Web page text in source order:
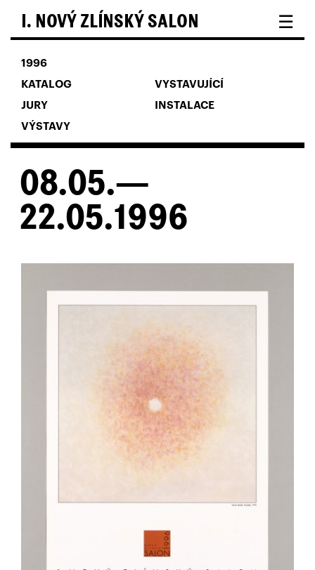
I. NOVÝ ZLÍNSKÝ SALON ☰
1996
KATALOG
VYSTAVUJÍCÍ
JURY
INSTALACE
VÝSTAVY
08.05.—
22.05.1996